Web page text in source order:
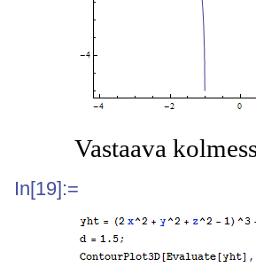
Vastaava
In[19]:=